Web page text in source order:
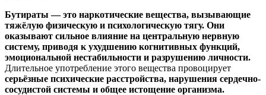
Бутираты — это наркотические вещества, вызывающие
тяжёлую физическую и психологическую тягу. Они
оказывают сильное влияние на центральную нервную
систему, приводя к ухудшению когнитивных функций,
эмоциональной нестабильности и разрушению личности.
Длительное употребление этого вещества провоцирует
серьёзные психические расстройства, нарушения сердечно-
сосудистой системы и общее истощение организма.